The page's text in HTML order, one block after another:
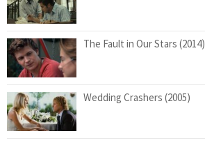
The Fault in Our Stars (2014)
Wedding Crashers (2005)